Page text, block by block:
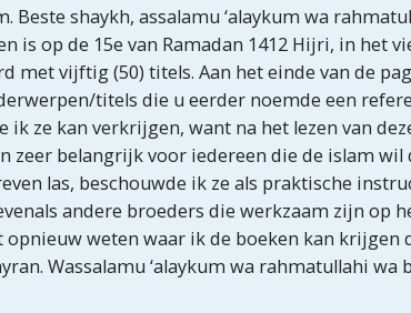
shaykh, assalamu ‘alaykum wa
is op de 15e van Ramadan 1412 Hijri, in het
met vijftig (50) titels. Aan het einde van de
titels die u eerder noemde een
ze kan verkrijgen, want na het lezen van
zeer belangrijk voor iedereen die de islam
las, beschouwde ik ze als praktische
andere broeders die werkzaam zijn op
opnieuw weten waar ik de boeken kan
Wassalamu ‘alaykum wa rahmatullahi wa